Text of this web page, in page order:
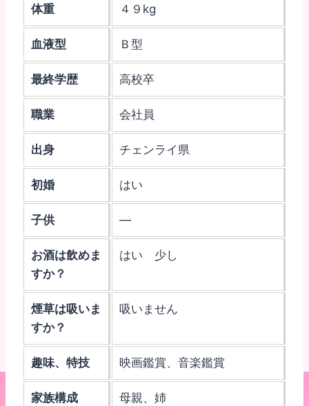
体重 ４９kg
血液型 Ｂ型
最終学歴 高校卒
職業 会社員
出身 チェンライ県
初婚 はい
子供 —
お酒は飲めま
すか？
はい 少し
煙草は吸いま
すか？
吸いません
趣味、特技 映画鑑賞、音楽鑑賞
家族構成 母親、姉